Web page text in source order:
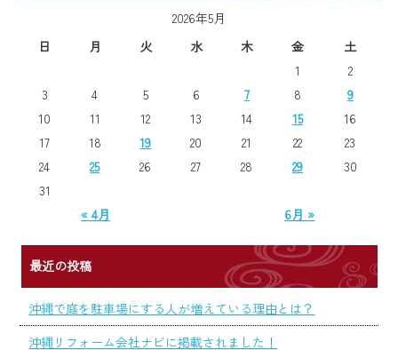
2026年5月
日
月 火 水 木 金 土
« 4月 6月 »
1
2
3
4 5 6 7 8
9
10
11 12 13 14 15
16
17
18 19 20 21 22
23
24
25 26 27 28 29
30
31
最近の投稿
沖縄で庭を駐車場にする人が増えている理由とは？
沖縄リフォーム会社ナビに掲載されました！